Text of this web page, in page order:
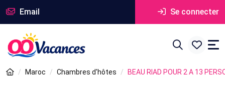
Email Se connecter
Maroc Chambres d'hôtes BEAU RIAD POUR 2 A 13